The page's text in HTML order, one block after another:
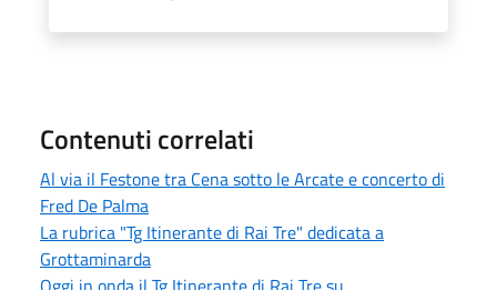
Contenuti correlati
Al via il Festone tra Cena sotto le Arcate e concerto di
Fred De Palma
La rubrica "Tg Itinerante di Rai Tre" dedicata a
Grottaminarda